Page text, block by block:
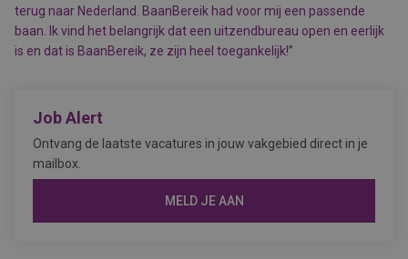
terug naar Nederland. BaanBereik had voor mij een passende
baan. Ik vind het belangrijk dat een uitzendbureau open en eerlijk
is en dat is BaanBereik, ze zijn heel toegankelijk!”
Job Alert
Ontvang de laatste vacatures in jouw vakgebied direct in je
mailbox.
MELD JE AAN